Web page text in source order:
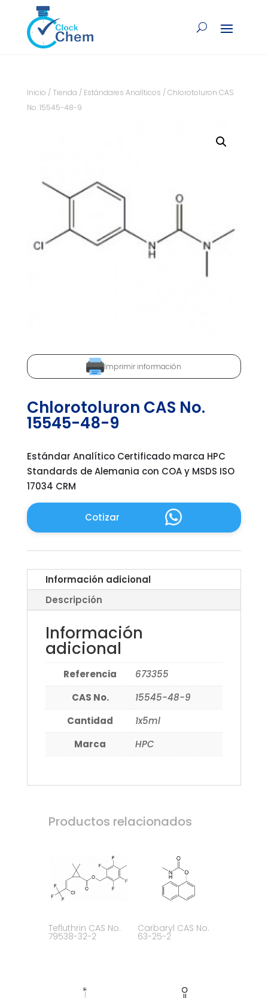
Inicio / Tienda / Estándares Analíticos / Chlorotoluron CAS
No. 15545-48-9
Imprimir información
Chlorotoluron CAS No.
15545-48-9
Estándar Analítico Certificado marca HPC
Standards de Alemania con COA y MSDS ISO
17034 CRM
Cotizar
Información adicional
Descripción
Información
adicional
Referencia
673355
CAS No.
15545-48-9
Cantidad
1x5ml
Marca
HPC
Productos relacionados
Tefluthrin CAS No.
79538-32-2
Carbaryl CAS No.
63-25-2